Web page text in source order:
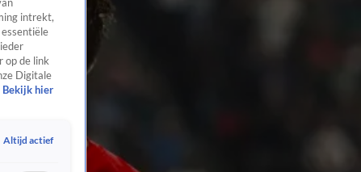
intrekt,
op de link
Digitale
Bekijk hier
Altijd actief